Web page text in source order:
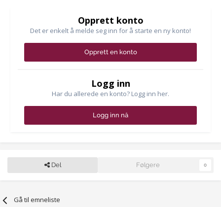
Opprett konto
Det er enkelt å melde seg inn for å starte en ny konto!
Opprett en konto
Logg inn
Har du allerede en konto? Logg inn her.
Logg inn nå
Del Følgere 0
Gå til emneliste